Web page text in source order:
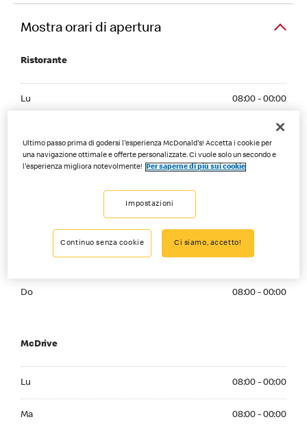
Mostra orari di apertura
Ristorante
Lu 08:00 - 00:00
08:00 - 00:00
Me 08:00 - 00:00
Wednesday 08:00 - 00:00
Thursday 08:00 - 00:00
08:00 - 02:00
08:00 - 02:00
Saturday 08:00 - 02:00
Do 08:00 - 00:00
McDrive
Lu 08:00 - 00:00
Ma 08:00 - 00:00
Ultimo passo prima di godersi l'esperienza McDonald's! Accetta i cookie per
una navigazione ottimale e offerte personalizzate. Ci vuole solo un secondo e
l'esperienza migliora notevolmente!
Per saperne di più sui cookie
Impostazioni
Continuo senza cookie Ci siamo, accetto!